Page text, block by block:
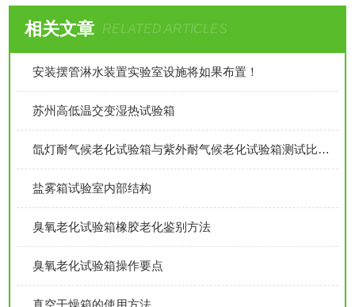
相关文章 RELATED ARTICLES
安装摆管淋水装置实验室设施将如果布置！
苏州高低温交变湿热试验箱
氙灯耐气候老化试验箱与紫外耐气候老化试验箱测试比较：
盐雾箱试验室内部结构
臭氧老化试验箱橡胶老化鉴别方法
臭氧老化试验箱操作要点
真空干燥箱的使用方法